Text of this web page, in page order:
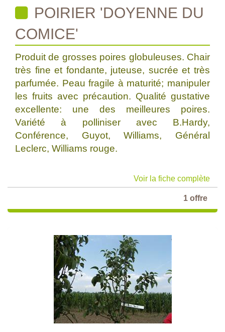
POIRIER 'DOYENNE DU
COMICE'
Produit de grosses poires globuleuses. Chair
très fine et fondante, juteuse, sucrée et très
parfumée. Peau fragile à maturité; manipuler
les fruits avec précaution. Qualité gustative
excellente: une des meilleures poires.
Variété à polliniser avec B.Hardy,
Conférence, Guyot, Williams, Général
Leclerc, Williams rouge.
Voir la fiche complète
1 offre